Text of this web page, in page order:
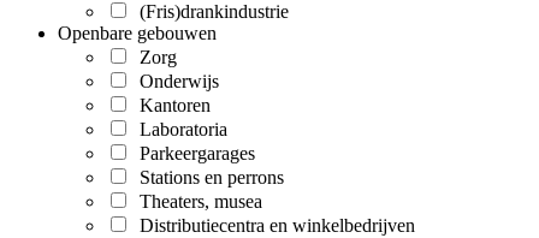
(Fris)drankindustrie
Openbare gebouwen
Zorg
Onderwijs
Kantoren
Laboratoria
Parkeergarages
Stations en perrons
Theaters, musea
Distributiecentra en winkelbedrijven